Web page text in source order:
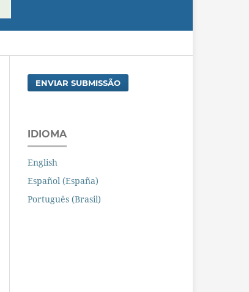
ENVIAR SUBMISSÃO
IDIOMA
English
Español (España)
Português (Brasil)